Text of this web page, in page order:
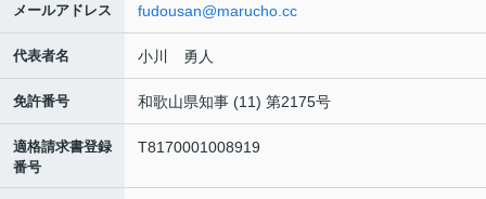
メールアドレス fudousan@marucho.cc
代表者名 小川 勇人
免許番号 和歌山県知事 (11) 第2175号
適格請求書登録
番号
T8170001008919